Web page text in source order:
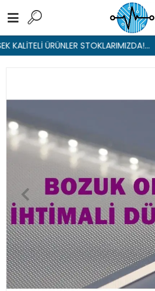
ÜRÜNLER STOKLARIMIZDA!...